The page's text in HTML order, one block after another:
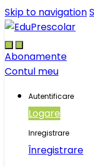
Skip to navigation
Abonamente
Contul meu
Autentificare
Logare
Inregistrare
Înregistrare